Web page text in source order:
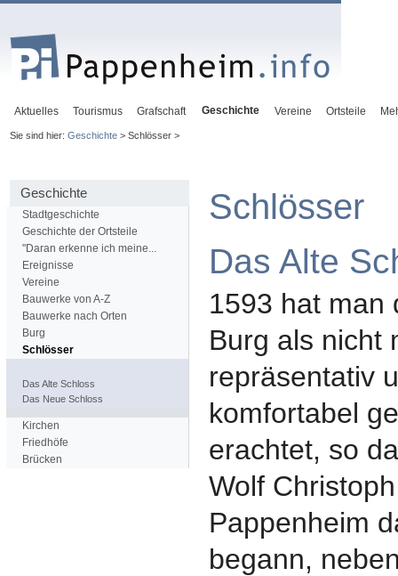
Aktuelles Tourismus Grafschaft Geschichte Vereine Ortsteile
Sie sind hier: Geschichte> Schlösser >
Geschichte
Stadtgeschichte
Geschichte der Ortsteile
"Daran erkenne ich meine...
Ereignisse
Vereine
Bauwerke von A-Z
Bauwerke nach Orten
Burg
Schlösser
Das Alte Schloss
Das Neue Schloss
Kirchen
Friedhöfe
Brücken
Schlösser
Das Alte
1593 hat man
Burg als nicht
repräsentativ
komfortabel
erachtet, so
Wolf
Pappenheim
begann,